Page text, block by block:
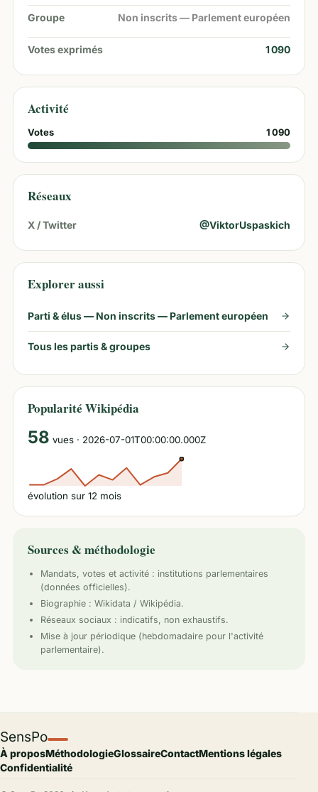
Groupe Non inscrits — Parlement européen
Votes exprimés 1 090
Activité
Votes 1 090
Réseaux
X / Twitter @ViktorUspaskich
Explorer aussi
Parti & élus — Non inscrits — Parlement européen
Tous les partis & groupes
Popularité Wikipédia
58 vues · 2026-07-01T00:00:00.000Z
évolution sur 12 mois
Sources & méthodologie
Mandats, votes et activité : institutions parlementaires
(données officielles).
Biographie : Wikidata / Wikipédia.
Réseaux sociaux : indicatifs, non exhaustifs.
Mise à jour périodique (hebdomadaire pour l'activité
parlementaire).
SensPo
À proposMéthodologieGlossaireContactMentions légales
Confidentialité